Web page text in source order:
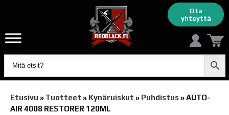
Ota
yhteyttä
Etusivu » Tuotteet » Kynäruiskut » Puhdistus» AUTO-
AIR 4008 RESTORER 120ML